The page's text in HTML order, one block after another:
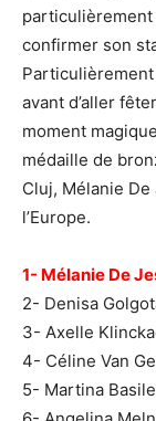
confirmer son
Particulièrement
avant d’aller
moment
médaille de
Cluj, Mélanie
l’Europe.
1- Mélanie De
2- Denisa
3- Axelle
4- Céline Van
5- Martina